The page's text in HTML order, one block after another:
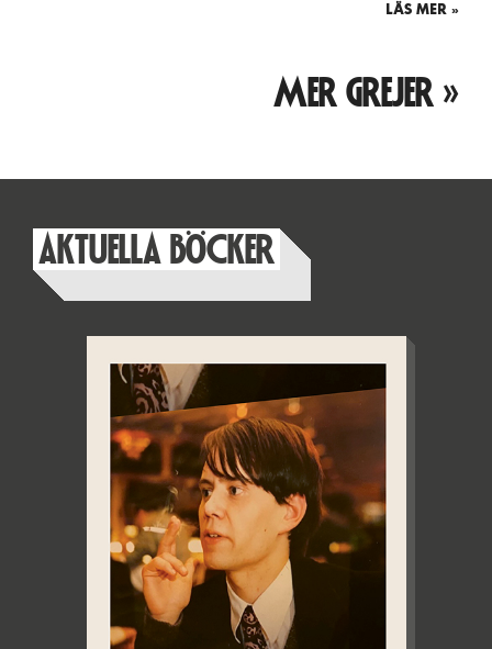
LÄS MER »
MER GREJER »
AKTUELLA BÖCKER